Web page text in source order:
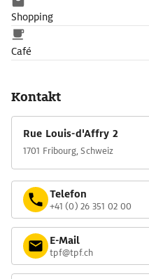
Shopping
Café
Kontakt
Rue Louis-d'Affry 2
1701 Fribourg, Schweiz
Telefon
+41 (0) 26 351 02 00
E-Mail
tpf@tpf.ch